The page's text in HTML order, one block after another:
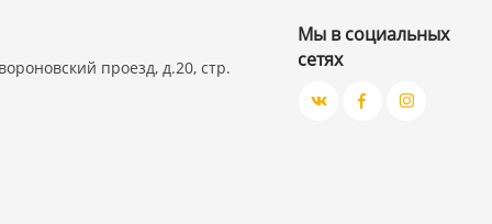
проезд, д.20, стр.
Мы в социальных
сетях